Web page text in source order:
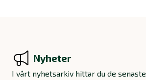
Nyheter
I vårt nyhetsarkiv hittar du de senaste